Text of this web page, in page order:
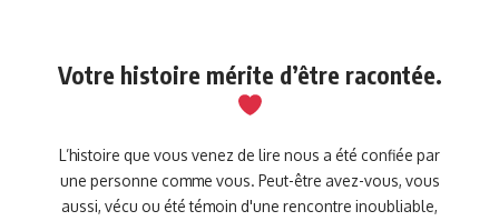
Votre histoire mérite d’être racontée.
L’histoire que vous venez de lire nous a été confiée par
une personne comme vous. Peut-être avez-vous, vous
aussi, vécu ou été témoin d'une rencontre inoubliable,